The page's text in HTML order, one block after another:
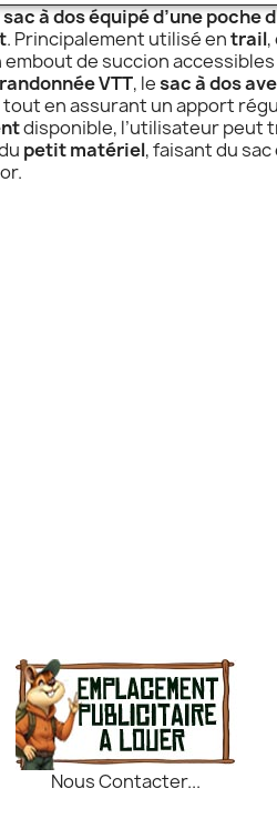
sac à dos équipé d’une
. Principalement utilisé entrail
de succion
randonnée VTT, lesac à dos
tout en assurant un apport
disponible, l’utilisateur peut
petit matériel, faisant du
Nous Contacter...